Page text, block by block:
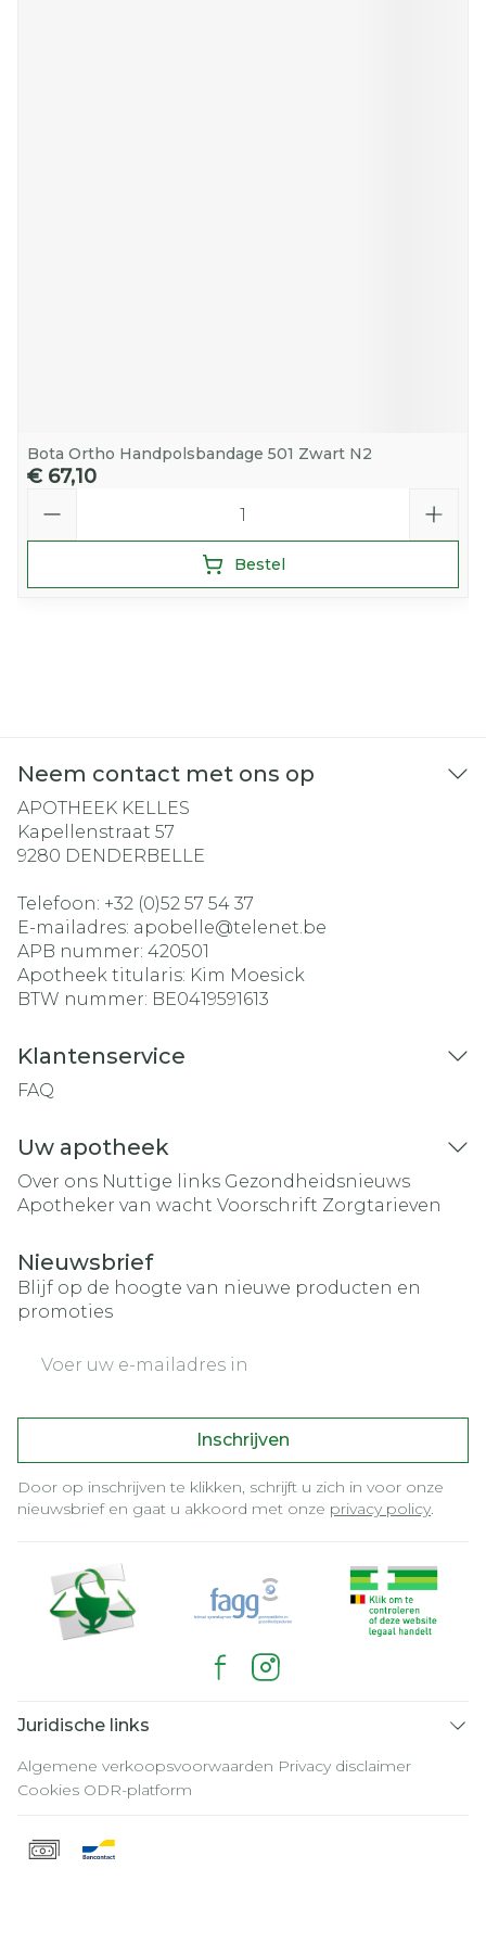
Bota Ortho Handpolsbandage 501 Zwart N2
€ 67,10
Bestel
Neem contact met ons op
APOTHEEK KELLES
Kapellenstraat 57
9280 DENDERBELLE
Telefoon: +32 (0)52 57 54 37
E-mailadres: apobelle@telenet.be
APB nummer: 420501
Apotheek titularis: Kim Moesick
BTW nummer: BE0419591613
Klantenservice
FAQ
Uw apotheek
Over ons Nuttige links Gezondheidsnieuws
Apotheker van wacht Voorschrift Zorgtarieven
Nieuwsbrief
Blijf op de hoogte van nieuwe producten en
promoties
Inschrijven
Door op inschrijven te klikken, schrijft u zich in voor onze
nieuwsbrief en gaat u akkoord met onze privacy policy.
Juridische links
Algemene verkoopsvoorwaarden Privacy disclaimer
Cookies ODR-platform